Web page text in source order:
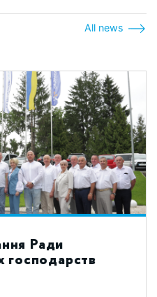
All news
Ради
господарств